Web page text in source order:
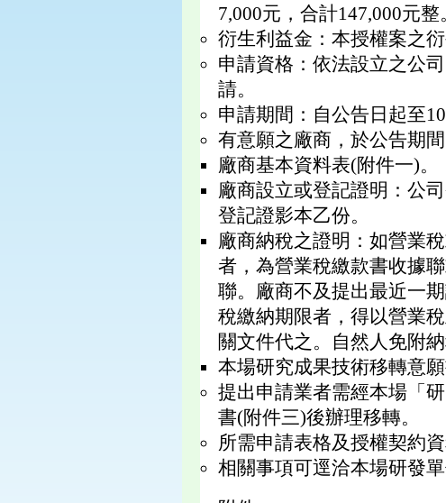
7,000元，合計147,000元
衍生利益金：本授權案之
申請資格：依法設立之公
請。
申請期間：自公告日起至
有意願之廠商，於公告期
廠商基本資料表(附件一)。
廠商設立或登記證明：公
登記證影本乙份。
廠商納稅之證明：如營業
者，為營業稅繳款書收據
聯。廠商不及提出最近一
稅繳納期限者，得以營業
關文件代之。自然人免附納
本場研究成果技術移轉意願
提出申請業者需經本場「
書(附件三)後辦理移轉。
所需申請表格及授權契約
相關事項可逕洽本場研發